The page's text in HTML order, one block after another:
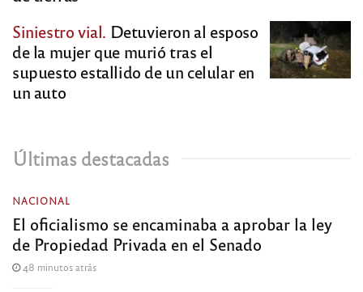
Siniestro vial. Detuvieron al esposo
de la mujer que murió tras el
supuesto estallido de un celular en
un auto
Últimas destacadas
NACIONAL
El oficialismo se encaminaba a aprobar la ley
de Propiedad Privada en el Senado
48 minutos atrás